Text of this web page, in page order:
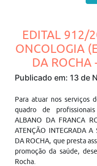
EDITAL 912/
ONCOLOGIA
DA ROCHA
Publicado em: 13 de
Para atuar nos serviços
quadro de profissionais
ALBANO DA FRANCA
ATENÇÃO INTEGRADA
DA ROCHA, que presta
promoção da saúde,
Rocha.